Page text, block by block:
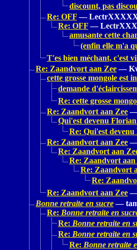
discount, pas
Re: OFF —
Re: OFF —
amusante cette
(enfin elle m'a
T'es bien méchant, c'est
Re: Zaandvort aan Zee —
cette grosse mongole est
demande
Re: cette grosse
Re: Zaandvort aan Zee
Qui'est devenu Florian
Re: Qui'est
Re: Zaandvort aan Zee
Re: Zaandvort aan
Re: Zaandvort aan
Re: Zaandvort
Re:
Re: Zaandvort aan Zee
Bonne retraite en sucre —
Re: Bonne retraite en
Re: Bonne retraite en
Re: Bonne retraite en
Re: Bonne retraite